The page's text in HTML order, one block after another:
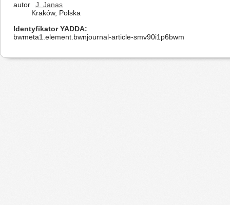
autor
J. Janas
Kraków, Polska
Identyfikator YADDA
bwmeta1.element.bwnjournal-article-smv90i1p6bwm